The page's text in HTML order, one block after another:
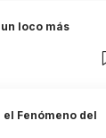
loco más
Fenómeno del